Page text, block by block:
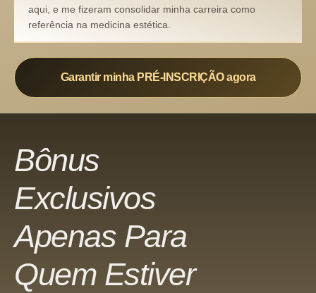
aqui, e me fizeram consolidar minha carreira como
referência na medicina estética.
Garantir minha PRÉ-INSCRIÇÃO agora
Bônus
Exclusivos
Apenas Para
Quem Estiver